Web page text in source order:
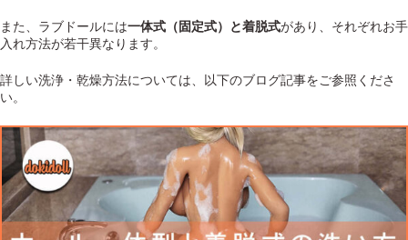
また、ラブドールには一体式（固定式）と着脱式があり、それぞれお手
入れ方法が若干異なります。
詳しい洗浄・乾燥方法については、以下のブログ記事をご参照くださ
い。